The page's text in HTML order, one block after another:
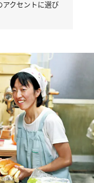
クセントに選び